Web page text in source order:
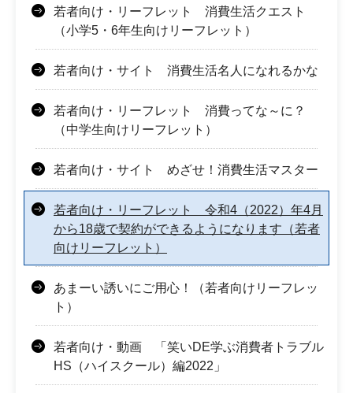
若者向け・リーフレット 消費生活クエスト
（小学5・6年生向けリーフレット）
若者向け・サイト 消費生活名人になれるかな
若者向け・リーフレット 消費ってな～に？
（中学生向けリーフレット）
若者向け・サイト めざせ！消費生活マスター
若者向け・リーフレット 令和4（2022）年4月
から18歳で契約ができるようになります（若者
向けリーフレット）
あまーい誘いにご用心！（若者向けリーフレッ
ト）
若者向け・動画 「笑いDE学ぶ消費者トラブル
HS（ハイスクール）編2022」